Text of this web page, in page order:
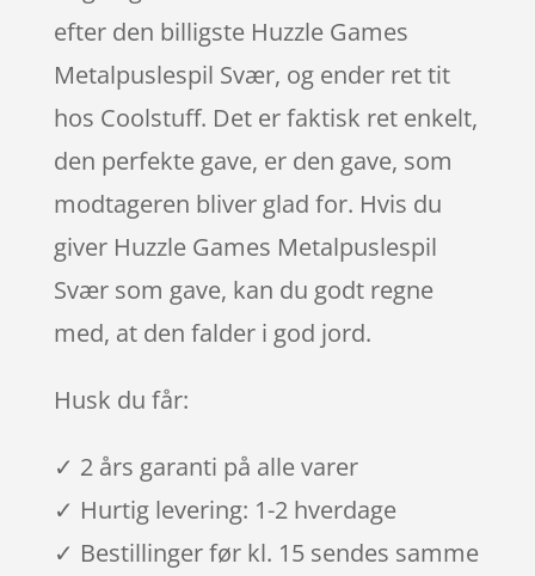
efter den billigste Huzzle Games
Metalpuslespil Svær, og ender ret tit
hos Coolstuff. Det er faktisk ret enkelt,
den perfekte gave, er den gave, som
modtageren bliver glad for. Hvis du
giver Huzzle Games Metalpuslespil
Svær som gave, kan du godt regne
med, at den falder i god jord.
Husk du får:
✓ 2 års garanti på alle varer
✓ Hurtig levering: 1-2 hverdage
✓ Bestillinger før kl. 15 sendes samme